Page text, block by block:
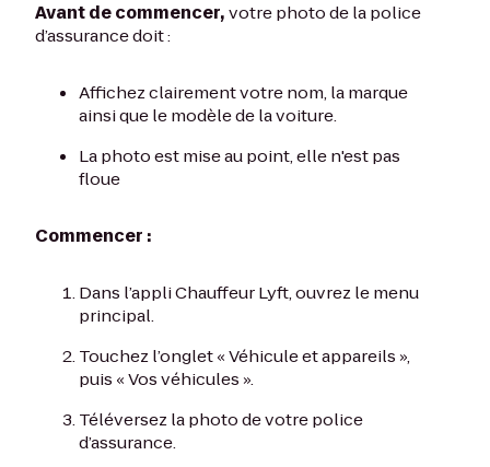
Avant de commencer,votre photo de la police
d’assurance doit :
Affichez clairement votre nom, la marque
ainsi que le modèle de la voiture.
La photo est mise au point, elle n'est pas
floue
Commencer :
Dans l’appli Chauffeur Lyft, ouvrez le menu
principal.
Touchez l’onglet « Véhicule et appareils »,
puis « Vos véhicules ».
Téléversez la photo de votre police
d’assurance.